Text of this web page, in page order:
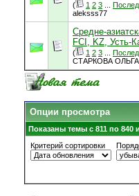
( 1 2 3
aleksss77
Средне-
FCI, KZ, Усть-
( 1 2 3
СТАРКОВА ОЛЬГА
Опции просмотра
Показаны темы с 811 по 840
Критерий сортировки